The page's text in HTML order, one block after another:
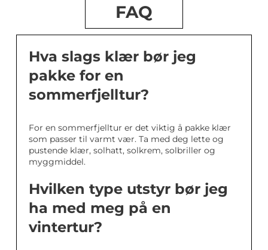
FAQ
Hva slags klær bør jeg
pakke for en
sommerfjelltur?
For en sommerfjelltur er det viktig å pakke klær
som passer til varmt vær. Ta med deg lette og
pustende klær, solhatt, solkrem, solbriller og
myggmiddel.
Hvilken type utstyr bør jeg
ha med meg på en
vintertur?